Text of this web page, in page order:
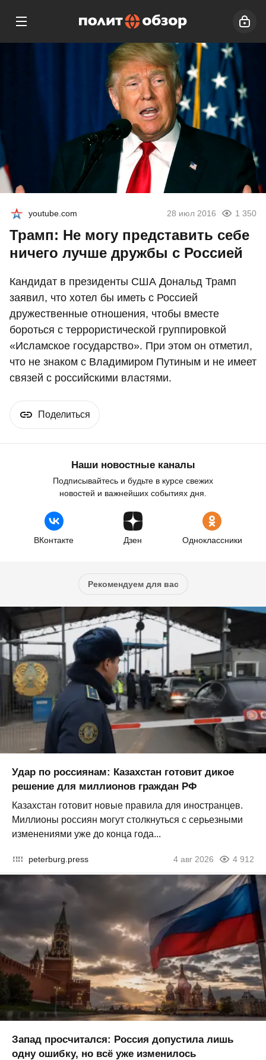
youtube.com 28 июл 2016 1 350
Трамп: Не могу представить себе
ничего лучше дружбы с Россией
Кандидат в президенты США Дональд Трамп
заявил, что хотел бы иметь с Россией
дружественные отношения, чтобы вместе
бороться с террористической группировкой
«Исламское государство». При этом он отметил,
что не знаком с Владимиром Путиным и не имеет
связей с российскими властями.
Поделиться
Наши новостные каналы
Подписывайтесь и будьте в курсе свежих
новостей и важнейших событиях дня.
ВКонтакте Дзен Одноклассники
Рекомендуем для вас
Удар по россиянам: Казахстан готовит дикое
решение для миллионов граждан РФ
Казахстан готовит новые правила для иностранцев.
Миллионы россиян могут столкнуться с серьезными
изменениями уже до конца года...
peterburg.press 4 авг 2026 4 912
Запад просчитался: Россия допустила лишь
одну ошибку, но всё уже изменилось